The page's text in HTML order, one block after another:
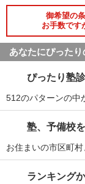
御希望の
お手数です
あなたにぴった
ぴったり塾
512のパターンの中
塾、予備校
お住まいの市区町村
ランキング